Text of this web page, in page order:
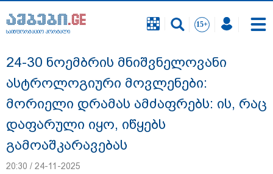
საინფორმაციო პორტალი
საინფორმაციო პორტალი
24-30 ნოემბრის მნიშვნელოვანი
ასტროლოგიური მოვლენები:
მორიელი დრამას ამძაფრებს: ის, რაც
დაფარული იყო, იწყებს
გამოაშკარავებას
20:30 / 24-11-2025